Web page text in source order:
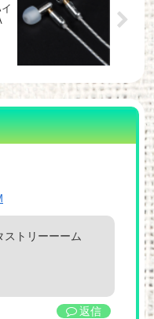
ストリーーーム
返信